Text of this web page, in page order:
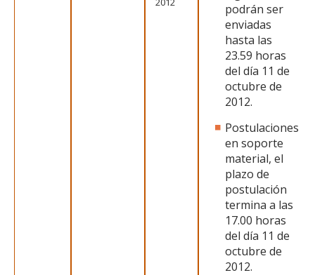
podrán ser
enviadas
hasta las
23.59 horas
del día 11 de
octubre de
2012.
Postulaciones
en soporte
material, el
plazo de
postulación
termina a las
17.00 horas
del día 11 de
octubre de
2012.